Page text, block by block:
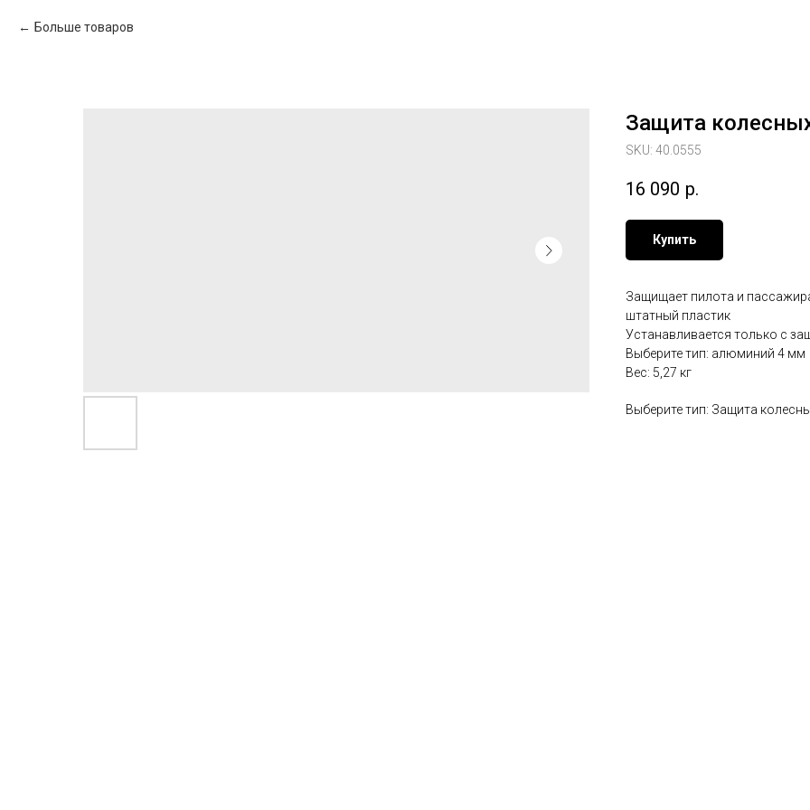
Больше товаров
Защита
SKU: 40.0555
16 090 р.
Купить
Защищает пилота и
штатный пластик
Устанавливается только с
Выберите тип: алюминий 4 мм
Вес: 5,27 кг
Выберите тип: Защита